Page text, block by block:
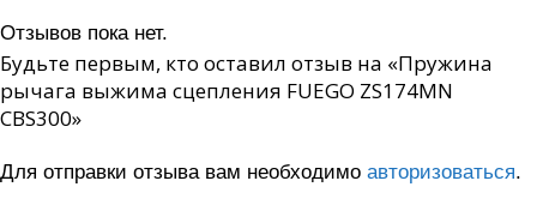
Отзывов пока нет.
Будьте первым, кто оставил отзыв на «Пружина
рычага выжима сцепления FUEGO ZS174MN
CBS300»
Для отправки отзыва вам необходимо авторизоваться.